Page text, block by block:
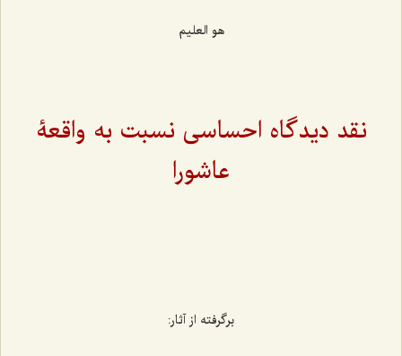
هو العلیم
نقد دیدگاه احساسی نسبت به واقعۀ
عاشورا
برگرفته از آثار: